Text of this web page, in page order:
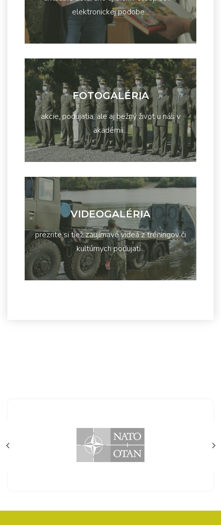
elektronickej podobe...
FOTOGALÉRIA
akcie, podujatia, ale aj bežný život u nás v
akadémii...
VIDEOGALÉRIA
prezrite si tiež zaujímavé videá z tréningov či
kultúrnych podujatí...